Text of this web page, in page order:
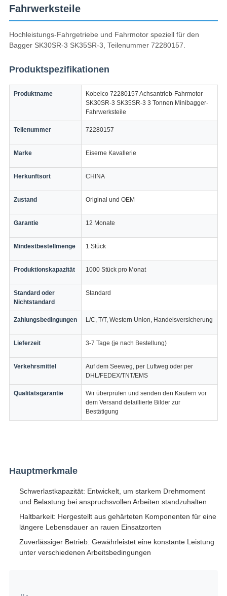
Fahrwerksteile
Hochleistungs-Fahrgetriebe und Fahrmotor speziell für den
Bagger SK30SR-3 SK35SR-3, Teilenummer 72280157.
Produktspezifikationen
Produktname
Kobelco 72280157 Achsantrieb-Fahrmotor
SK30SR-3 SK35SR-3 3 Tonnen Minibagger-
Fahrwerksteile
Teilenummer 72280157
Marke Eiserne Kavallerie
Herkunftsort CHINA
Zustand Original und OEM
Garantie 12 Monate
Mindestbestellmenge 1 Stück
Produktionskapazität 1000 Stück pro Monat
Standard oder
Nichtstandard
Standard
Zahlungsbedingungen L/C, T/T, Western Union, Handelsversicherung
Lieferzeit 3-7 Tage (je nach Bestellung)
Verkehrsmittel
Auf dem Seeweg, per Luftweg oder per
DHL/FEDEX/TNT/EMS
Qualitätsgarantie
Wir überprüfen und senden den Käufern vor
dem Versand detaillierte Bilder zur
Bestätigung
Hauptmerkmale
Schwerlastkapazität: Entwickelt, um starkem Drehmoment
und Belastung bei anspruchsvollen Arbeiten standzuhalten
Haltbarkeit: Hergestellt aus gehärteten Komponenten für eine
längere Lebensdauer an rauen Einsatzorten
Zuverlässiger Betrieb: Gewährleistet eine konstante Leistung
unter verschiedenen Arbeitsbedingungen